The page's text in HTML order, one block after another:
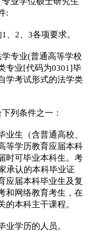
:
2、3各项要求。
专业(普通高等学校
专业[代码为0301]毕
学考试形式的法学类
列条件之一：
生（含普通高校、
等学历教育应届本科
时可毕业本科生。考
承认的本科毕业证
应届本科毕业生及复
和网络教育考生，在
本科主干课程。
学历的人员。